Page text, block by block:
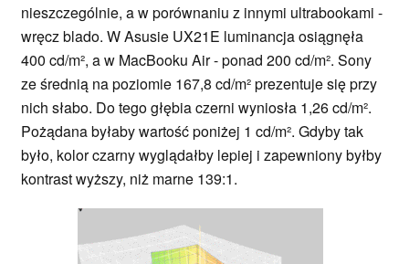
nieszczególnie, a w porównaniu z innymi ultrabookami -
wręcz blado. W Asusie UX21E luminancja osiągnęła
400 cd/m², a w MacBooku Air - ponad 200 cd/m². Sony
ze średnią na poziomie 167,8 cd/m² prezentuje się przy
nich słabo. Do tego głębia czerni wyniosła 1,26 cd/m².
Pożądana byłaby wartość poniżej 1 cd/m². Gdyby tak
było, kolor czarny wyglądałby lepiej i zapewniony byłby
kontrast wyższy, niż marne 139:1.